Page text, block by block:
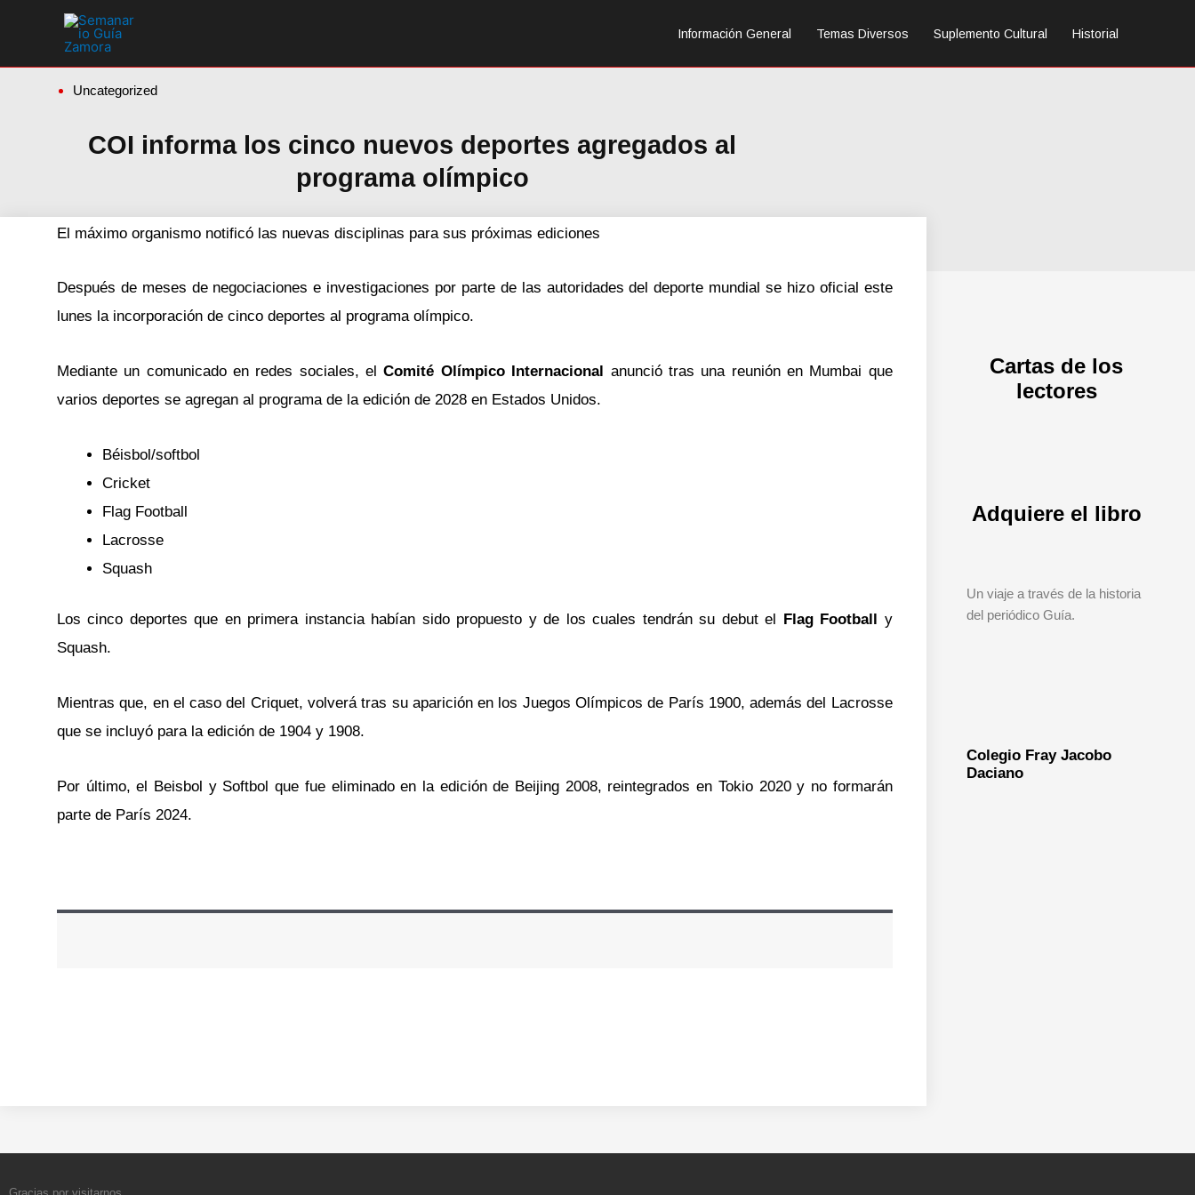
Información General Temas Diversos Suplemento Cultural Historial
Uncategorized
COI informa los cinco nuevos deportes agregados al
programa olímpico
El máximo organismo notificó las nuevas disciplinas para sus próximas ediciones
Después de meses de negociaciones e investigaciones por parte de las autoridades del deporte mundial se hizo oficial este
lunes la incorporación de cinco deportes al programa olímpico.
Mediante un comunicado en redes sociales, elComité Olímpico Internacional anunció tras una reunión en Mumbai que
varios deportes se agregan al programa de la edición de 2028 en Estados Unidos.
Béisbol/softbol
Cricket
Flag Football
Lacrosse
Squash
Los cinco deportes que en primera instancia habían sido propuesto y de los cuales tendrán su debut el Flag Football
y
Squash.
Mientras que, en el caso del Criquet, volverá tras su aparición en los Juegos Olímpicos de París 1900, además del Lacrosse
que se incluyó para la edición de 1904 y 1908.
Por último, el Beisbol y Softbol que fue eliminado en la edición de Beijing 2008, reintegrados en Tokio 2020 y no formarán
parte de París 2024.
Cartas de los
lectores
Adquiere el libro
Un viaje a través de la historia
del periódico Guía.
Colegio Fray Jacobo
Daciano